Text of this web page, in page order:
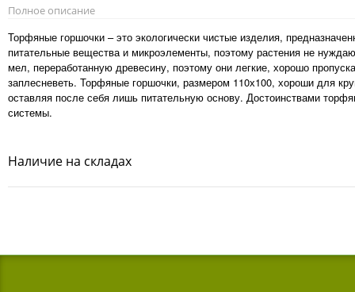
Полное описание
Торфяные горшочки – это экологически чистые изделия,
питательные вещества и микроэлементы, поэтому растения не
мел, переработанную древесину, поэтому они легкие, хорошо
заплесневеть. Торфяные горшочки, размером 110х100, хороши для
оставляя после себя лишь питательную основу. Достоинствами
системы.
Наличие на складах